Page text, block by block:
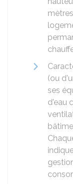
(ou
ses
d'eau